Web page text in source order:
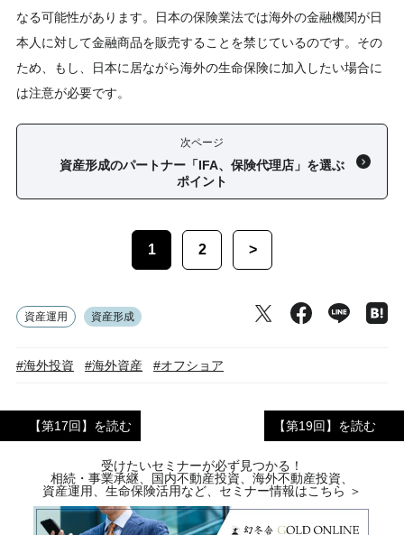
なる可能性があります。日本の保険業法では海外の金融機関が日
本人に対して金融商品を販売することを禁じているのです。その
ため、もし、日本に居ながら海外の生命保険に加入したい場合に
は注意が必要です。
次ページ
資産形成のパートナー「IFA、保険代理店」を選ぶ
ポイント
1 2 >
資産運用 資産形成
#海外投資 #海外資産 #オフショア
【第17回】を読む 【第19回】を読む
受けたいセミナーが必ず見つかる！
相続・事業承継、国内不動産投資、海外不動産投資、
資産運用、生命保険活用など、セミナー情報はこちら ＞